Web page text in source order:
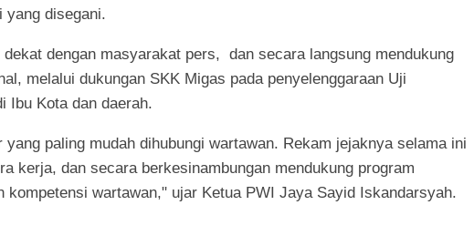
yang disegani.
dengan masyarakat pers, dan secara langsung mendukung
melalui dukungan SKK Migas pada penyelenggaraan Uji
Ibu Kota dan daerah.
paling mudah dihubungi wartawan. Rekam jejaknya selama ini
kerja, dan secara berkesinambungan mendukung program
kompetensi wartawan," ujar Ketua PWI Jaya Sayid Iskandarsyah.